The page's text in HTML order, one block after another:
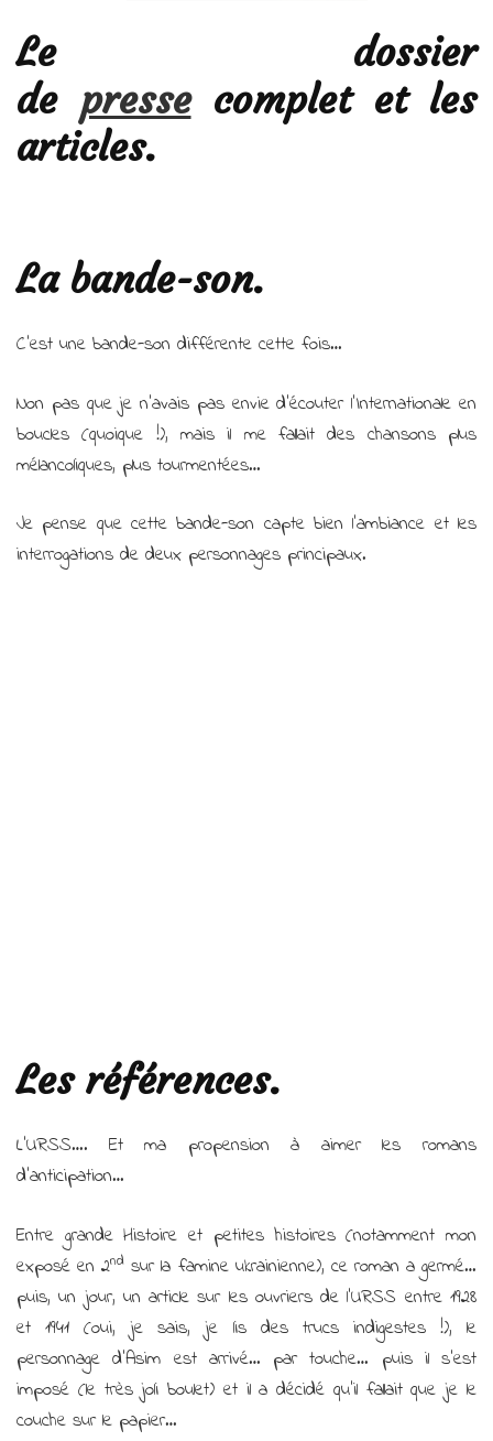
Le dossier
de pressecomplet et les
articles.
La bande-son.
C’est une bande-son différente cette fois…
Non pas que je n’avais pas envie d’écouter l’Internationale en
boucles (quoique !), mais il me fallait des chansons plus
mélancoliques, plus tourmentées…
Je pense que cette bande-son capte bien l’ambiance et les
interrogations de deux personnages principaux.
Les références.
L’URSS…. Et ma propension à aimer les romans
d’anticipation…
Entre grande Histoire et petites histoires (notamment mon
exposé en 2nd sur la famine ukrainienne), ce roman a germé…
puis, un jour, un article sur les ouvriers de l’URSS entre 1928
et 1941 (oui, je sais, je lis des trucs indigestes !), le
personnage d’Asim est arrivé… par touche… puis il s’est
imposé (le très joli boulet) et il a décidé qu’il fallait que je le
couche sur le papier…